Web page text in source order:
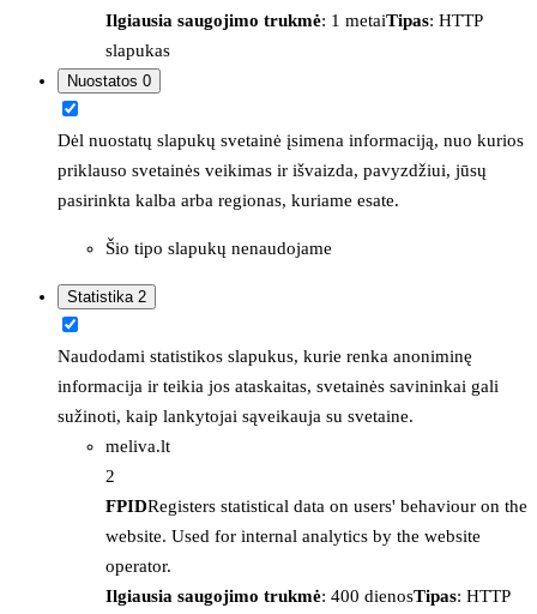
Ilgiausia saugojimo trukmė: 1 metaiTipas: HTTP
slapukas
Nuostatos 0
Dėl nuostatų slapukų svetainė įsimena informaciją, nuo kurios
priklauso svetainės veikimas ir išvaizda, pavyzdžiui, jūsų
pasirinkta kalba arba regionas, kuriame esate.
Šio tipo slapukų nenaudojame
Statistika 2
Naudodami statistikos slapukus, kurie renka anoniminę
informacija ir teikia jos ataskaitas, svetainės savininkai gali
sužinoti, kaip lankytojai sąveikauja su svetaine.
meliva.lt
2
FPIDRegisters statistical data on users' behaviour on the
website. Used for internal analytics by the website
operator.
Ilgiausia saugojimo trukmė: 400 dienosTipas: HTTP